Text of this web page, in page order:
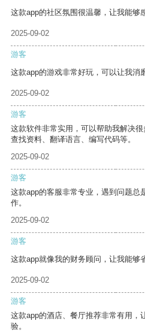
这款app的社区氛围很温馨，让我能够
2025-09-02
游客
这款app的游戏非常好玩，可以让我消
2025-09-02
游客
这款软件非常实用，可以帮助我解决
查找资料、翻译语言、编写代码等。
2025-09-02
游客
这款app的客服非常专业，遇到问题总
作。
2025-09-02
游客
这款app就像我的财务顾问，让我能够
2025-09-02
游客
这款app的酒店、餐厅推荐非常有用，
验。